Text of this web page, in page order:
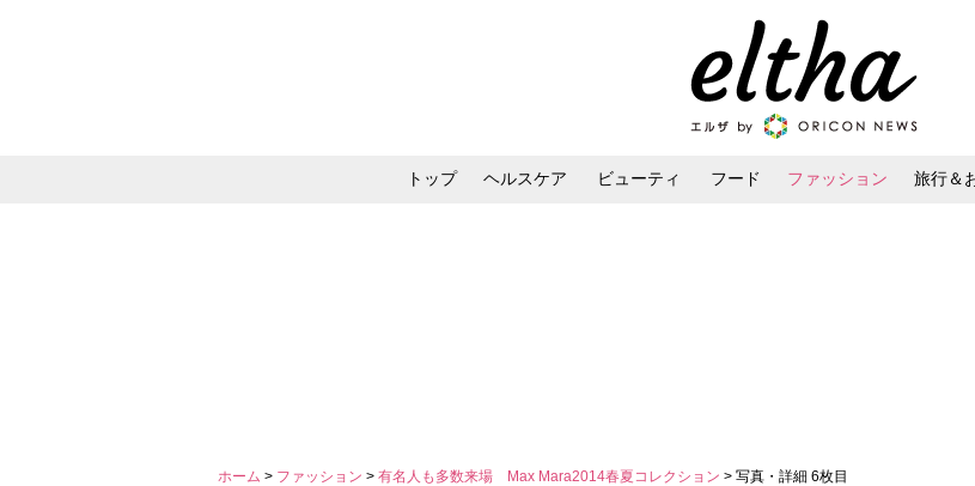
トップ ヘルスケア ビューティ フード ファッション 旅行＆
ホーム > ファッション > 有名人も多数来場 Max Mara2014春夏コレクション > 写真・詳細 6枚目